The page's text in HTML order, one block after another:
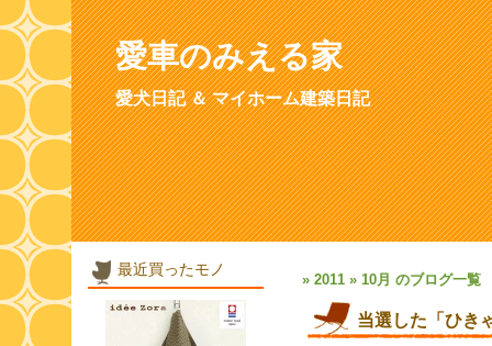
愛車のみえる家
愛犬日記 ＆ マイホーム建築日記
» 2011 » 10月 のブログ一覧
当選した「ひき
最近買ったモノ